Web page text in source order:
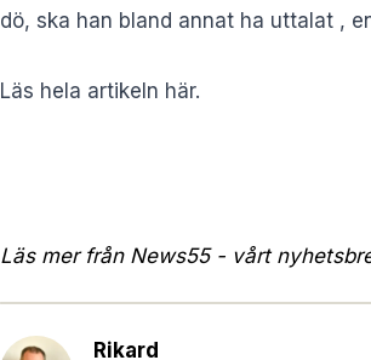
dö, ska han bland annat ha uttalat ,
Läs hela artikeln här.
Läs mer från News55 - vårt
Rikard